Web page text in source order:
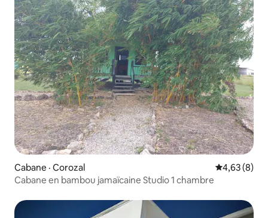
Cabane · Corozal Note
4,63 (8)
Cabane en bambou jamaïcaine Studio 1 chambre